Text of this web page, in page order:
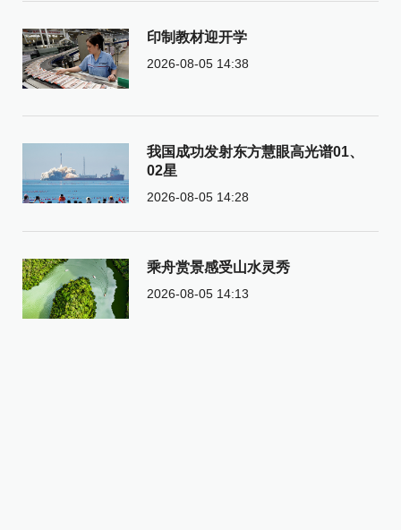
印制教材迎开学
2026-08-05 14:38
我国成功发射东方慧眼高光谱01、
02星
2026-08-05 14:28
乘舟赏景感受山水灵秀
2026-08-05 14:13